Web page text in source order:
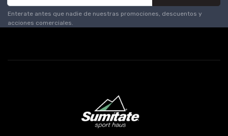
Enterate antes que nadie de nuestras promociones, descuentos y
acciones comerciales.